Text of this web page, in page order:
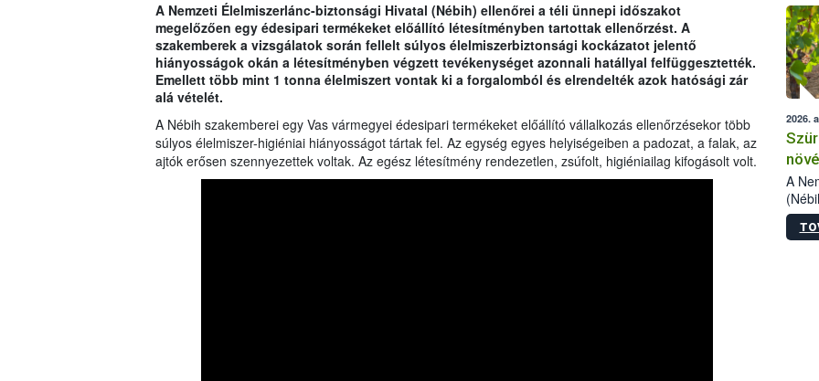
A Nemzeti Élelmiszerlánc-biztonsági Hivatal (Nébih) ellenőrei a téli ünnepi időszakot
megelőzően egy édesipari termékeket előállító létesítményben tartottak ellenőrzést. A
szakemberek a vizsgálatok során fellelt súlyos élelmiszerbiztonsági kockázatot jelentő
hiányosságok okán a létesítményben végzett tevékenységet azonnali hatállyal felfüggesztették.
Emellett több mint 1 tonna élelmiszert vontak ki a forgalomból és elrendelték azok hatósági zár
alá vételét.
A Nébih szakemberei egy Vas vármegyei édesipari termékeket előállító vállalkozás ellenőrzésekor több
súlyos élelmiszer-higiéniai hiányosságot tártak fel. Az egység egyes helyiségeiben a padozat, a falak, az
ajtók erősen szennyezettek voltak. Az egész létesítmény rendezetlen, zsúfolt, higiéniailag kifogásolt volt.
2026.
A